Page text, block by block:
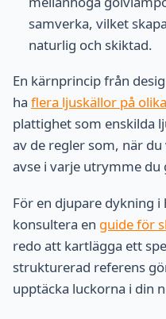
samverka, vilket
naturlig och skiktad.
En kärnprincip från
ha flera ljuskällor på
plattighet som enskilda
av de regler som, när
avse i varje utrymme du
För en djupare dykning i
konsultera en guide för
redo att kartlägga ett
strukturerad referens
upptäcka luckorna i din